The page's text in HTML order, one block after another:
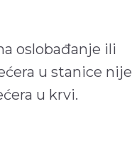
oslobađanje ili
u stanice nije
u krvi.